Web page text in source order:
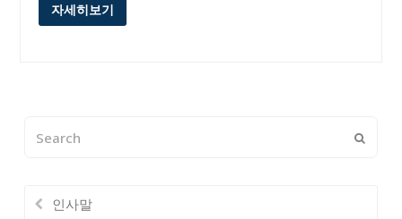
자세히보기
인사말